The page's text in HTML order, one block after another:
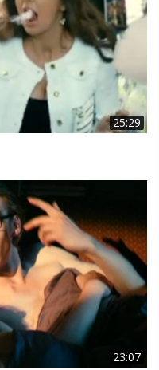
25:29
23:07